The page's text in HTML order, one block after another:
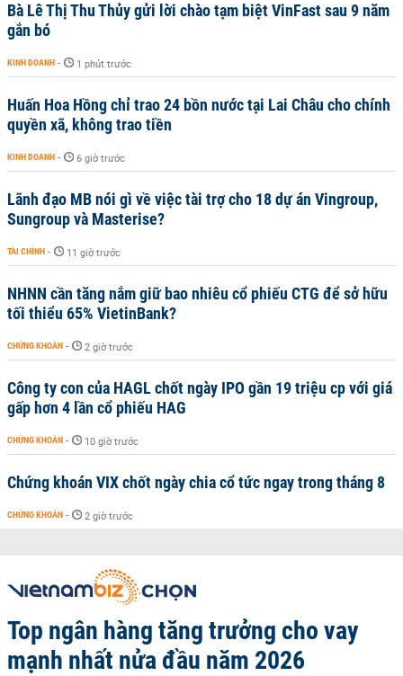
Bà Lê Thị Thu Thủy gửi lời chào tạm biệt VinFast sau 9 năm
gắn bó
KINH DOANH - 1 phút trước
Huấn Hoa Hồng chỉ trao 24 bồn nước tại Lai Châu cho chính
quyền xã, không trao tiền
KINH DOANH - 6 giờ trước
Lãnh đạo MB nói gì về việc tài trợ cho 18 dự án Vingroup,
Sungroup và Masterise?
TÀI CHÍNH - 11 giờ trước
NHNN cần tăng nắm giữ bao nhiêu cổ phiếu CTG để sở hữu
tối thiểu 65% VietinBank?
CHỨNG KHOÁN - 2 giờ trước
Công ty con của HAGL chốt ngày IPO gần 19 triệu cp với giá
gấp hơn 4 lần cổ phiếu HAG
CHỨNG KHOÁN - 10 giờ trước
Chứng khoán VIX chốt ngày chia cổ tức ngay trong tháng 8
CHỨNG KHOÁN - 2 giờ trước
Top ngân hàng tăng trưởng cho vay
mạnh nhất nửa đầu năm 2026